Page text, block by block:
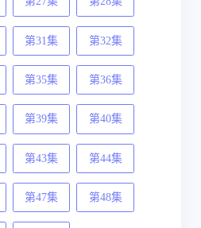
第31集 第32集
第35集 第36集
第39集 第40集
第43集 第44集
第47集 第48集